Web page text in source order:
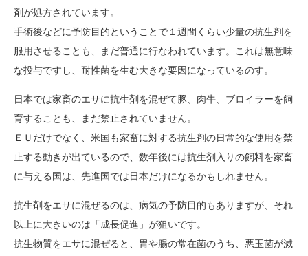
剤が処方されています。
手術後などに予防目的ということで１週間くらい少量の抗生剤を
服用させることも、まだ普通に行なわれています。これは無意味
な投与ですし、耐性菌を生む大きな要因になっているのす。
日本では家畜のエサに抗生剤を混ぜて豚、肉牛、ブロイラーを飼
育することも、まだ禁止されていません。
ＥＵだけでなく、米国も家畜に対する抗生剤の日常的な使用を禁
止する動きが出ているので、数年後には抗生剤入りの飼料を家畜
に与える国は、先進国では日本だけになるかもしれません。
抗生剤をエサに混ぜるのは、病気の予防目的もありますが、それ
以上に大きいのは「成長促進」が狙いです。
抗生物質をエサに混ぜると、胃や腸の常在菌のうち、悪玉菌が減